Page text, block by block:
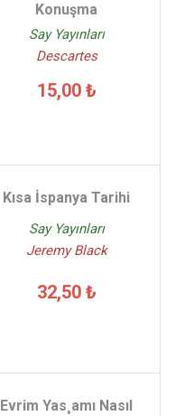
Konuşma
Say Yayınları
Descartes
15,00 ₺
Kısa İspanya Tarihi
Say Yayınları
Jeremy Black
32,50 ₺
Evrim Yas¸amı Nasıl